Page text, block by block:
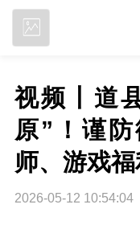
视频丨道
原”！谨
师、游戏
2026-05-12 10:54:04